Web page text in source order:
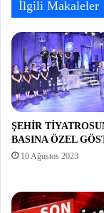
İlgili Makaleler
ŞEHİR
BASINA ÖZEL
10 Ağustos 2023